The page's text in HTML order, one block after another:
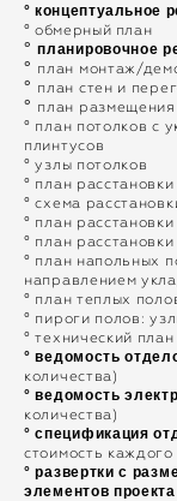
° концептуальное
° обмерный план
°планировочное
° план монтаж/
° план стен и
° план размещения
° план потолков с
плинтусов
° узлы потолков
° план
° схема
° план
° план
° план напольных
направлением
° план теплых
° пироги полов:
° технический
° ведомость
количества)
° ведомость
количества)
°спецификация
стоимость каждого
° развертки с
элементов